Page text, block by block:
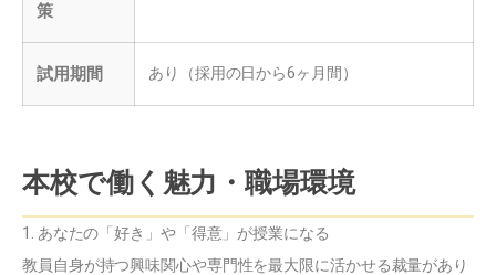
策
試用期間 あり（採用の日から6ヶ月間）
本校で働く魅力・職場環境
1. あなたの「好き」や「得意」が授業になる
教員自身が持つ興味関心や専門性を最大限に活かせる裁量があり